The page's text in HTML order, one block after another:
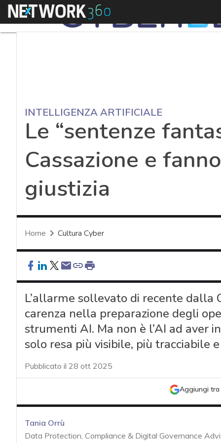
Menu
INTELLIGENZA ARTIFICIALE
Le “sentenze
Cassazione e
giustizia
Home Cultura Cyber
L’allarme sollevato di recente dalla
carenza nella preparazione degli
strumenti AI. Ma non è l’AI ad aver
solo resa più visibile, più tracciabile
Pubblicato il 28 ott 2025
Aggiungi tra
Tania Orrù
Data Protection, Compliance & Digital Governance